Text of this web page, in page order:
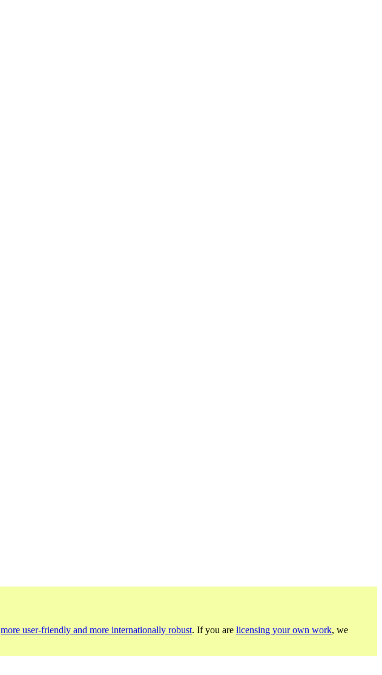
more user-friendly and more internationally robust. If you are licensing your own work, we